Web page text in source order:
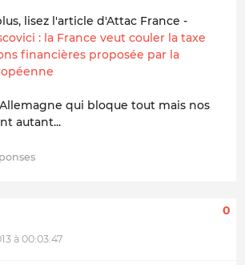
lisez l'article d'Attac France -
: la France veut couler la taxe
financières proposée par la
qui bloque tout mais nos
autant...
à 00:03:47
0